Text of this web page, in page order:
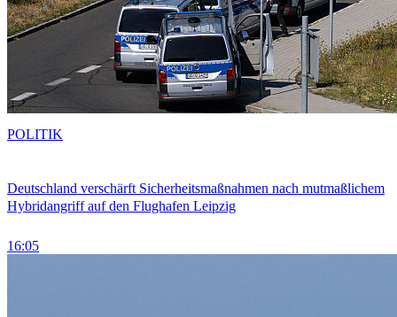
Deutschland verschärft Sicherheitsmaßnahmen nach mutmaßlichem
Hybridangriff auf den Flughafen Leipzig
16:05
POLITIK